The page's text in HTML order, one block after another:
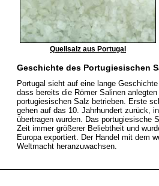
Quellsalz aus Portugal
Geschichte des Portugiesischen
Portugal sieht auf eine lange
dass bereits die Römer Salinen
portugiesischen Salz betrieben. Erste
gehen auf das 10. Jahrhundert zurück,
übertragen wurden. Das portugiesische
Zeit immer größerer Beliebtheit und
Europa exportiert. Der Handel mit dem
Weltmacht heranzuwachsen.